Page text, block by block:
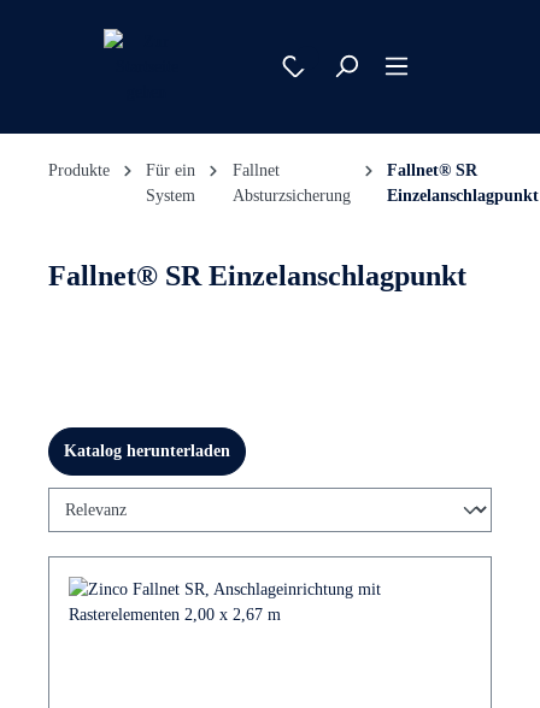
Produkte
Für ein
System
Fallnet
Absturzsicherung
Fallnet® SR
Einzelanschlagpunkt
Fallnet® SR Einzelanschlagpunkt
Katalog herunterladen